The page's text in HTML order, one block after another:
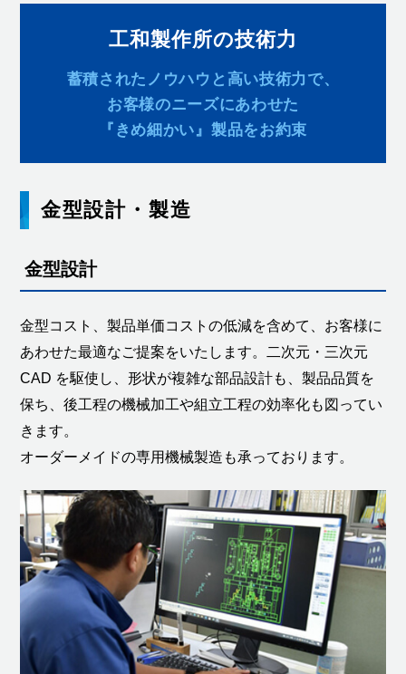
工和製作所の技術力
蓄積されたノウハウと高い技術力で、
お客様のニーズにあわせた
『きめ細かい』製品をお約束
金型設計・製造
金型設計
金型コスト、製品単価コストの低減を含めて、お客様に
あわせた最適なご提案をいたします。二次元・三次元
CAD を駆使し、形状が複雑な部品設計も、製品品質を
保ち、後工程の機械加工や組立工程の効率化も図ってい
きます。
オーダーメイドの専用機械製造も承っております。